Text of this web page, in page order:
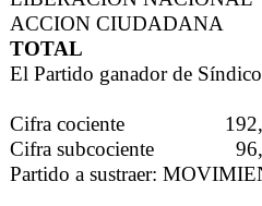
ACCION CIUDADANA
TOTAL
El Partido ganador de
Cifra cociente
Cifra subcociente
Partido a sustraer: